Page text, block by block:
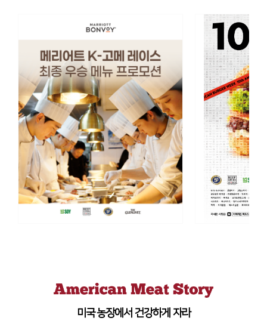
미국 농장에서 건강하게 자라